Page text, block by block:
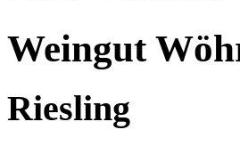
Weingut
Riesling